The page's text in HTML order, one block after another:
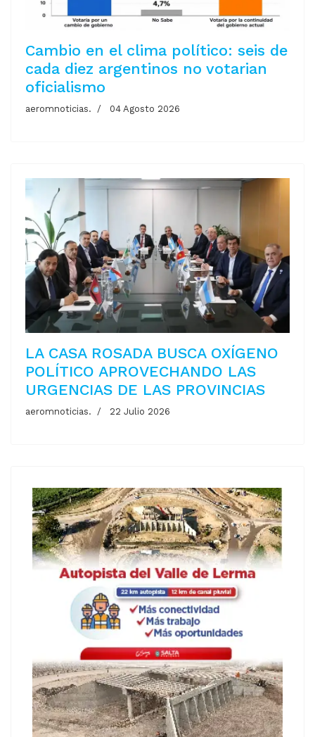
Cambio en el clima político: seis de
cada diez argentinos no votarian
oficialismo
aeromnoticias. 04 Agosto 2026
LA CASA ROSADA BUSCA OXÍGENO
POLÍTICO APROVECHANDO LAS
URGENCIAS DE LAS PROVINCIAS
aeromnoticias. 22 Julio 2026